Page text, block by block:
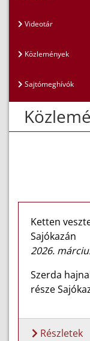
Videotár
Közlemények
Sajtómeghívók
Ketten
Sajókazán
2026.
Szerda
része
Részletek